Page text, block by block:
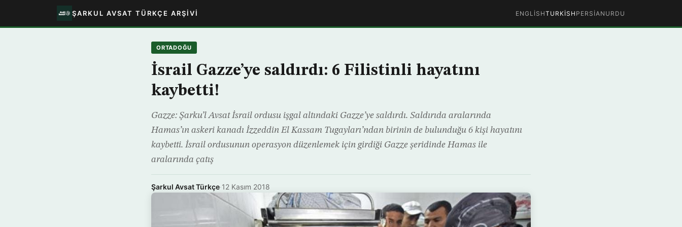
ŞARKUL AVSAT TÜRKÇE ARŞIVI ENGLISHTURKISH PERSIAN URDU
ORTADOĞU
İsrail Gazze’ye saldırdı: 6 Filistinli hayatını
kaybetti!
Gazze: Şarku’l Avsat İsrail ordusu işgal altındaki Gazze’ye saldırdı. Saldırıda aralarında
Hamas’ın askeri kanadı İzzeddin El Kassam Tugayları’ndan birinin de bulunduğu 6 kişi hayatını
kaybetti. İsrail ordusunun operasyon düzenlemek için girdiği Gazze şeridinde Hamas ile
aralarında çatış
Şarkul Avsat Türkçe·12 Kasım 2018